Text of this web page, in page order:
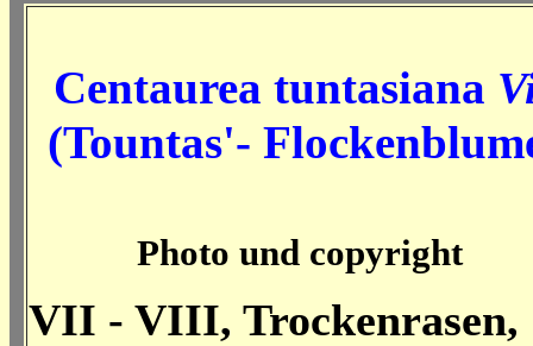
Centaurea tuntasiana
(Tountas'-
Photo und copyright
VII - VIII, Trockenrasen,